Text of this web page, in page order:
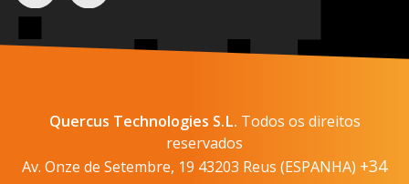
Quercus Technologies S.L. Todos os direitos
reservados
Av. Onze de Setembre, 19 43203 Reus (ESPANHA) +34